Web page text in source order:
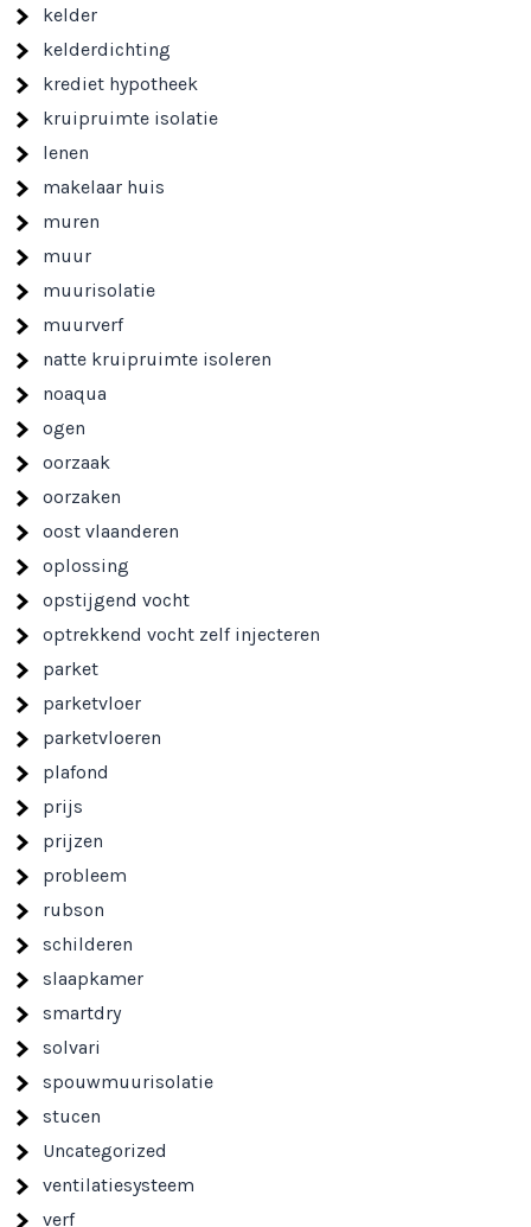
kelder
kelderdichting
krediet hypotheek
kruipruimte isolatie
lenen
makelaar huis
muren
muur
muurisolatie
muurverf
natte kruipruimte isoleren
noaqua
ogen
oorzaak
oorzaken
oost vlaanderen
oplossing
opstijgend vocht
optrekkend vocht zelf injecteren
parket
parketvloer
parketvloeren
plafond
prijs
prijzen
probleem
rubson
schilderen
slaapkamer
smartdry
solvari
spouwmuurisolatie
stucen
Uncategorized
ventilatiesysteem
verf